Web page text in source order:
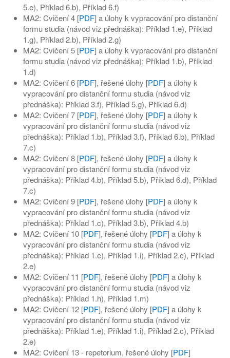
5.e), Příklad 6.b), Příklad 6.f)
MA2: Cvičení 4 [PDF] a úlohy k vypracování pro distanční
formu studia (návod viz přednáška): Příklad 1.e), Příklad
1.g), Příklad 2.b), Příklad 2.g)
MA2: Cvičení 5 [PDF] a úlohy k vypracování pro distanční
formu studia (návod viz přednáška): Příklad 1.b), Příklad
1.d)
MA2: Cvičení 6 [PDF], řešené úlohy [PDF] a úlohy k
vypracování pro distanční formu studia (návod viz
přednáška): Příklad 3.f), Příklad 5.g), Příklad 6.d)
MA2: Cvičení 7 [PDF], řešené úlohy [PDF] a úlohy k
vypracování pro distanční formu studia (návod viz
přednáška): Příklad 1.b), Příklad 3.f), Příklad 6.b), Příklad
7.c)
MA2: Cvičení 8 [PDF], řešené úlohy [PDF] a úlohy k
vypracování pro distanční formu studia (návod viz
přednáška): Příklad 4.b), Příklad 5.b), Příklad 6.d), Příklad
7.c)
MA2: Cvičení 9 [PDF], řešené úlohy [PDF] a úlohy k
vypracování pro distanční formu studia (návod viz
přednáška): Příklad 1.c), Příklad 3.b), Příklad 4.b)
MA2: Cvičení 10 [PDF], řešené úlohy [PDF] a úlohy k
vypracování pro distanční formu studia (návod viz
přednáška): Příklad 1.e), Příklad 1.i), Příklad 2.c), Příklad
2.e)
MA2: Cvičení 11 [PDF], řešené úlohy [PDF] a úlohy k
vypracování pro distanční formu studia (návod viz
přednáška): Příklad 1.h), Příklad 1.m)
MA2: Cvičení 12 [PDF], řešené úlohy [PDF] a úlohy k
vypracování pro distanční formu studia (návod viz
přednáška): Příklad 1.e), Příklad 1.i), Příklad 2.c), Příklad
2.e)
MA2: Cvičení 13 - repetorium, řešené úlohy [PDF]